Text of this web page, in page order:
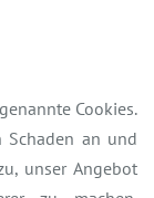
Cookies.
Schaden an und
unser Angebot